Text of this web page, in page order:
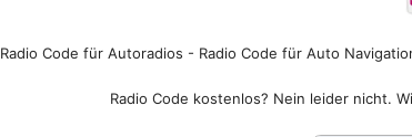
Radio Code für Autoradios - Radio Code für Auto
Radio Code kostenlos? Nein leider nicht.